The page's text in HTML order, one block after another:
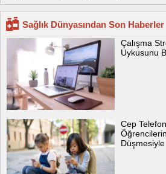
Sağlık Dünyasından Son Haberler
Çalışma
Uykusunu
Cep